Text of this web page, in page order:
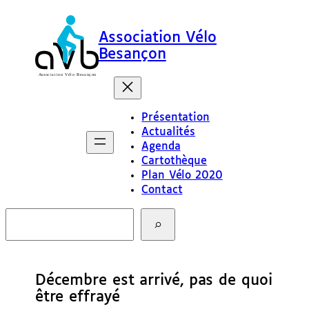
Association Vélo
Besançon
Présentation
Actualités
Agenda
Cartothèque
Plan Vélo 2020
Contact
c
Décembre est arrivé, pas de quoi
être effrayé